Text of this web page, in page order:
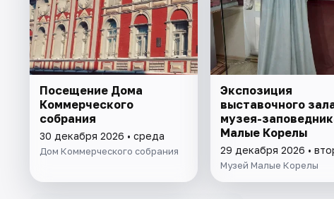
Посещение Дома
Коммерческого
собрания
30 декабря 2026 • среда
Дом Коммерческого собрания
Экспозиция
выставочного
музея-
Малые Корелы
29 декабря 2026 •
Музей Малые Корелы